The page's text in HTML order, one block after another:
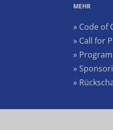
MEHR
» Code of
» Call for
»
»
»